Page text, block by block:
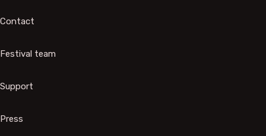
Contact
Festival team
Support
Press